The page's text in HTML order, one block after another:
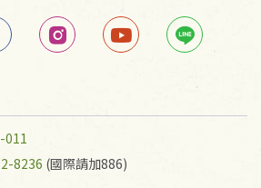
或未使用原箱退回，導致書籍有
損或凹角，將不接受退貨，也不
，為敬重法寶故，里仁網購無法
需將手抄稿寄還給消費者，因而
將由消費者負擔。
011
8236 (國際請加886)